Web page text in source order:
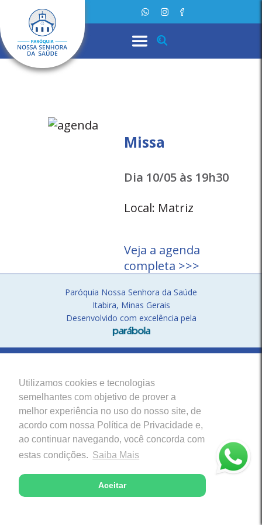
Utilizamos cookies e tecnologias
semelhantes com objetivo de prover a
melhor experiência no uso do nosso site, de
acordo com nossa Política de Privacidade e,
ao continuar navegando, você concorda com
estas condições. Saiba Mais
Aceitar
Missa
Dia 10/05 às 19h30
Local: Matriz
Veja a agenda
completa >>>
Paróquia Nossa Senhora da Saúde
Itabira, Minas Gerais
Desenvolvido com excelência pela